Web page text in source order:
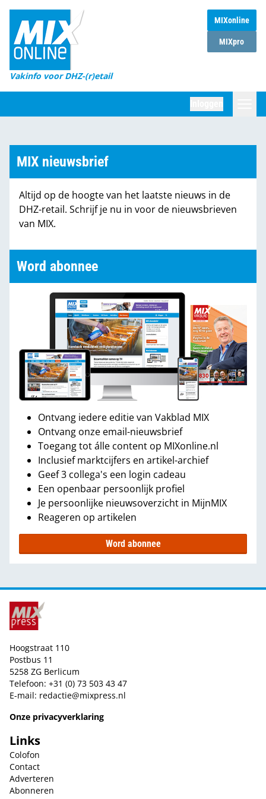
MIXonline
MIXpro
Vakinfo voor DHZ-(r)etail
Home
Magazines
DHZ Sessie
Marktcijfers
Partners
MIX nieuwsbrief
Altijd op de hoogte van het laatste nieuws in de
DHZ-retail. Schrijf je nu in voor de nieuwsbrieven
van MIX.
Word abonnee
Ontvang iedere editie van Vakblad MIX
Ontvang onze email-nieuwsbrief
Toegang tot álle content op MIXonline.nl
Inclusief marktcijfers en artikel-archief
Geef 3 collega's een login cadeau
Een openbaar persoonlijk profiel
Je persoonlijke nieuwsoverzicht in MijnMIX
Reageren op artikelen
Word abonnee
Hoogstraat 110
Postbus 11
5258 ZG Berlicum
Telefoon: +31 (0) 73 503 43 47
E-mail: redactie@mixpress.nl
Onze privacyverklaring
Links
Colofon
Contact
Adverteren
Abonneren